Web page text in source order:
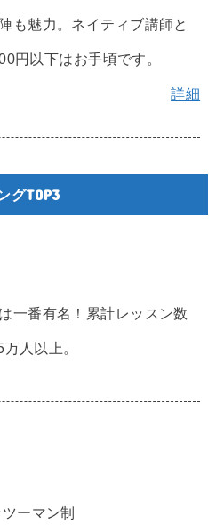
も魅力。ネイティブ講師と
円以下はお手頃です。
詳細
グTOP3
一番有名！累計レッスン数
人以上。
ーマン制